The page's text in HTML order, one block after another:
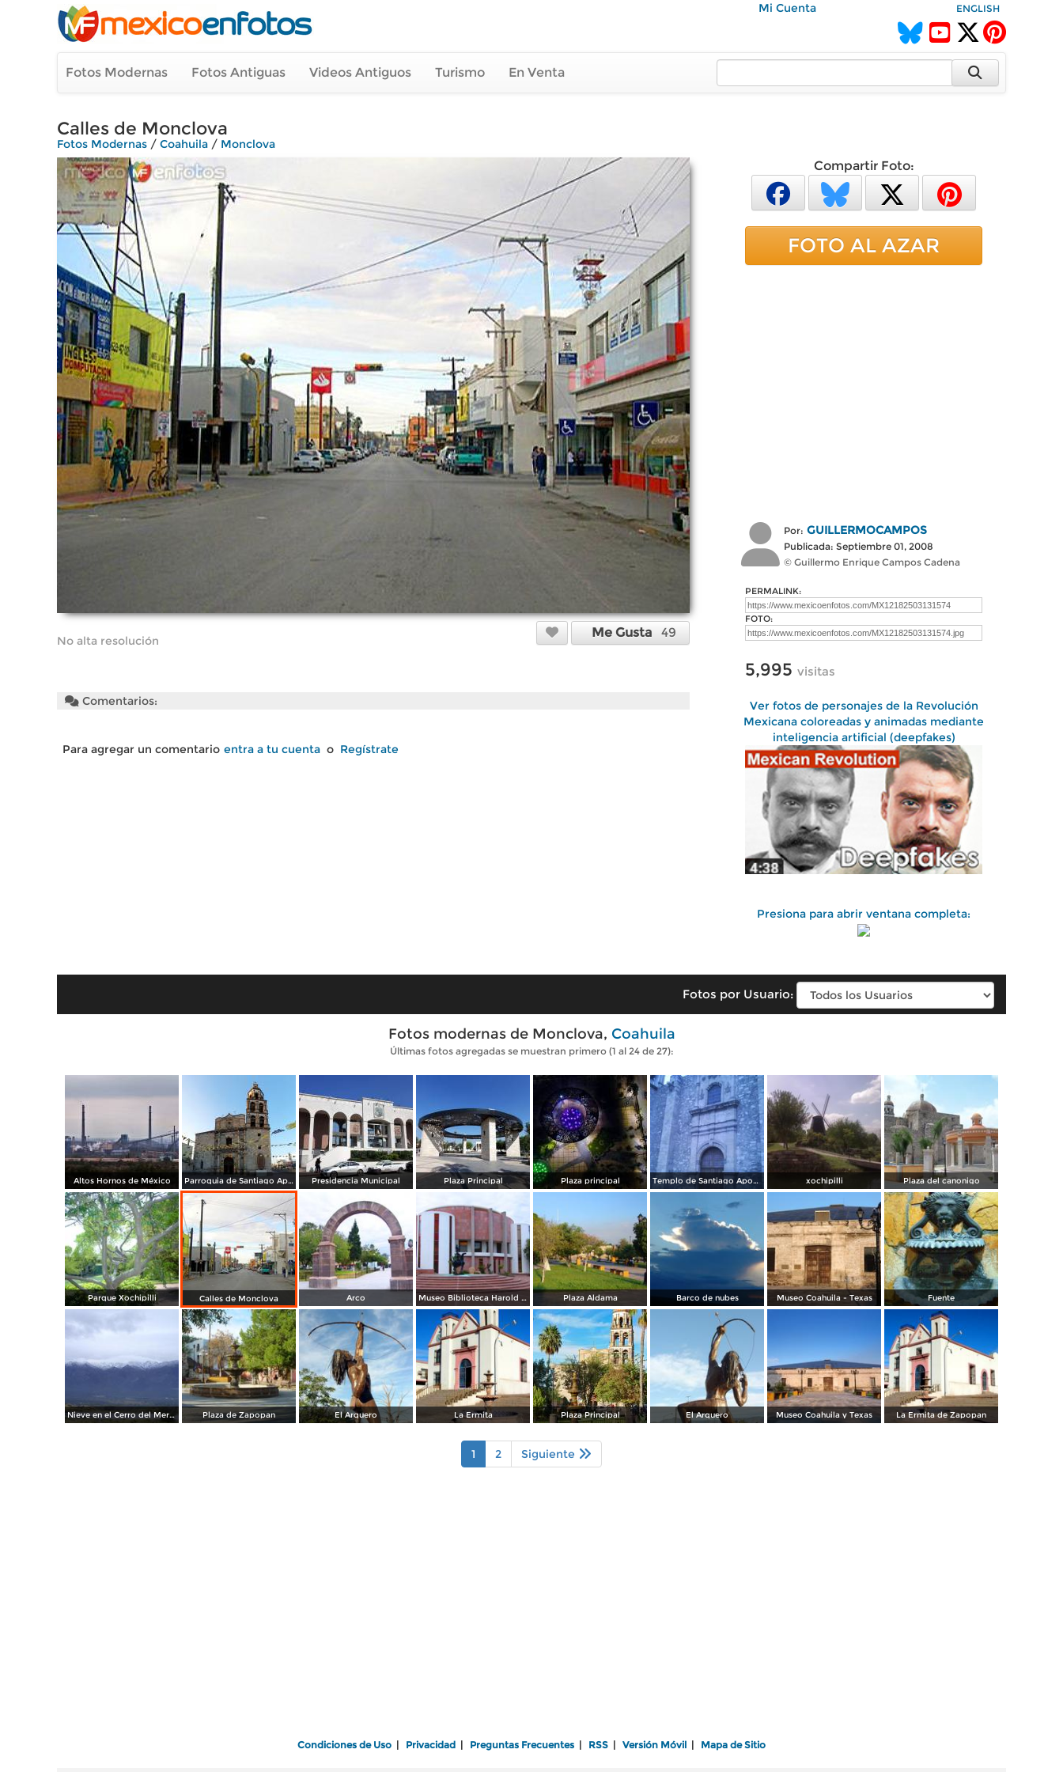
Mi Cuenta ENGLISH
Fotos Modernas Fotos Antiguas Videos Antiguos Turismo En Venta
Calles de Monclova
Fotos Modernas / Coahuila / Monclova
No alta resolución
Me Gusta 49
Comentarios:
Para agregar un comentario entra a tu cuenta o Regístrate
Compartir Foto:
FOTO AL AZAR
Por: GUILLERMOCAMPOS
Publicada: Septiembre 01, 2008
© Guillermo Enrique Campos Cadena
PERMALINK:
FOTO:
5,995 visitas
Ver fotos de personajes de la Revolución
Mexicana coloreadas y animadas mediante
inteligencia artificial (deepfakes)
Presiona para abrir ventana completa:
Fotos por Usuario:
Fotos modernas de Monclova, Coahuila
Últimas fotos agregadas se muestran primero (1 al 24 de 27):
Altos Hornos de México Parroquia de Santiago Apóstol Presidencia Municipal Plaza Principal Plaza principal Templo de Santiago Apostol xochipilli Plaza del canonigo
Parque Xochipilli Calles de Monclova Arco Museo Biblioteca Harold Pape Plaza Aldama Barco de nubes Museo Coahuila - Texas Fuente
Nieve en el Cerro del Mercado Plaza de Zapopan El Arquero La Ermita Plaza Principal El Arquero Museo Coahuila y Texas La Ermita de Zapopan
1 2 Siguiente
Condiciones de Uso Privacidad Preguntas Frecuentes RSS Versión Móvil Mapa de Sitio